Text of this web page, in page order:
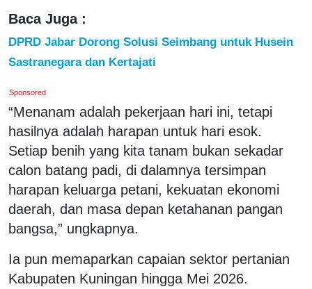
Baca Juga :
DPRD Jabar Dorong Solusi Seimbang untuk Husein
Sastranegara dan Kertajati
Sponsored
“Menanam adalah pekerjaan hari ini, tetapi
hasilnya adalah harapan untuk hari esok.
Setiap benih yang kita tanam bukan sekadar
calon batang padi, di dalamnya tersimpan
harapan keluarga petani, kekuatan ekonomi
daerah, dan masa depan ketahanan pangan
bangsa,” ungkapnya.
Ia pun memaparkan capaian sektor pertanian
Kabupaten Kuningan hingga Mei 2026.